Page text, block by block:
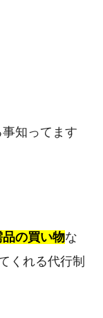
事知ってます
の買い物な
くれる代行制